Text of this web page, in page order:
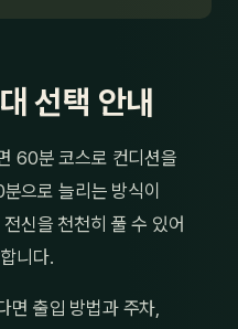
선택 안내
60분 코스로 컨디션을
으로 늘리는 방식이
신을 천천히 풀 수 있어
니다.
면 출입 방법과 주차,